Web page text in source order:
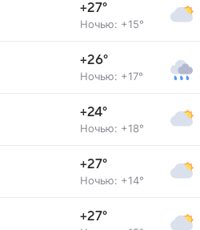
+27°
Ночью: +15°
+26°
Ночью: +17°
+24°
Ночью: +18°
+27°
Ночью: +14°
+27°